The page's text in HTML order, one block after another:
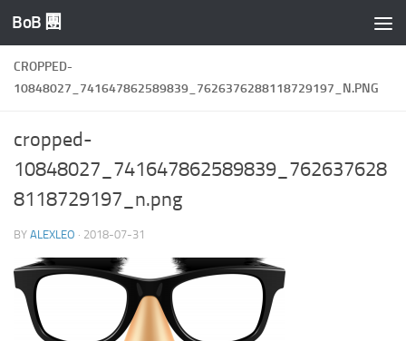
Skip to content
BoB 團
CROPPED-
10848027_741647862589839_7626376288118729197_N.PNG
cropped-
10848027_741647862589839_762637628
8118729197_n.png
BY ALEXLEO · 2018-07-31